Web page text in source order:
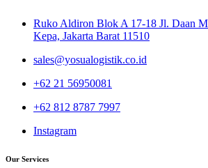
Ruko Aldiron Blok A 17-18 Jl. Daan
Kepa, Jakarta Barat 11510
sales@yosualogistik.co.id
+62 21 56950081
+62 812 8787 7997
Instagram
Our Services